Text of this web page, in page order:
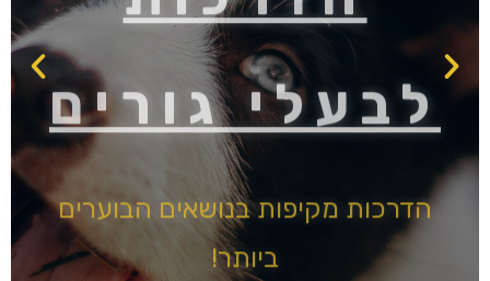
הדרכות מקיפות בנושאים הבוערים
ביותר!
צרכים, נשכנות, הרס הבית, אילוף
ועוד